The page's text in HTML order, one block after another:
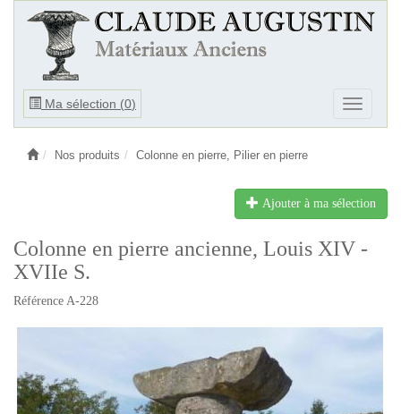
Ma sélection (0)
Ouvrir
Ouvrir
le
Nos produits Colonne en pierre, Pilier en pierre
Ajouter à ma sélection
Colonne en pierre ancienne, Louis XIV -
XVIIe S.
Référence A-228